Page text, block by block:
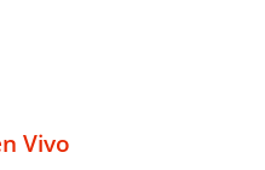
Vivo